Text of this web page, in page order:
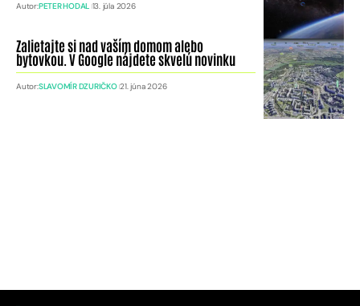
Autor:PETER HODAL 13. júla 2026
Zalietajte si nad vaším domom alebo
bytovkou. V Google nájdete skvelú novinku
Autor:SLAVOMÍR DZURIČKO 21. júna 2026